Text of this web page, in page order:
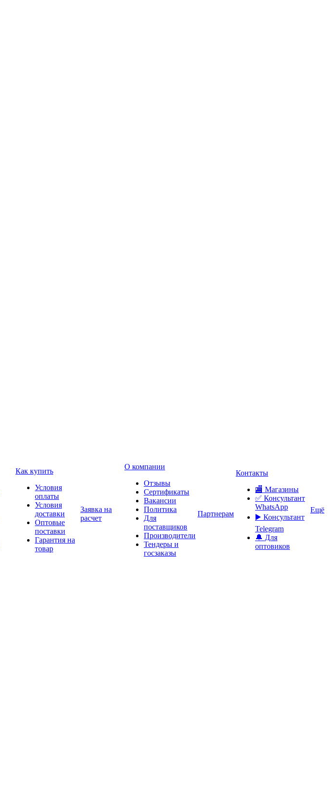
Как купить
Условия
оплаты
Условия
доставки
Оптовые
поставки
Гарантия на
товар
Заявка на
расчет
О компании
Отзывы
Сертификаты
Вакансии
Политика
Для
поставщиков
Производители
Тендеры и
госзаказы
Партнерам
Контакты
🏬 Магазины
✅️ Консультант
WhatsApp
▶️ Консультант
Telegram
🔔 Для
оптовиков
Ещё